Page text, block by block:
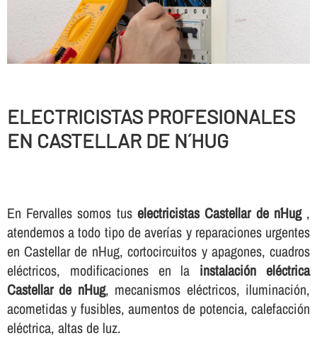
ELECTRICISTAS PROFESIONALES
EN CASTELLAR DE N´HUG
En Fervalles somos tus electricistas Castellar de n´Hug,
atendemos a todo tipo de averí­as y reparaciones urgentes
en Castellar de n´Hug, cortocircuitos y apagones, cuadros
eléctricos, modificaciones en la instalación eléctrica
Castellar de n´Hug, mecanismos eléctricos, iluminación,
acometidas y fusibles, aumentos de potencia, calefacción
eléctrica, altas de luz.